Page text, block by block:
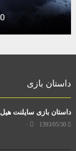
داستان بازی
داستان بازی سایلنت هیل ۲ ریمیک
1393/05/30 ۰